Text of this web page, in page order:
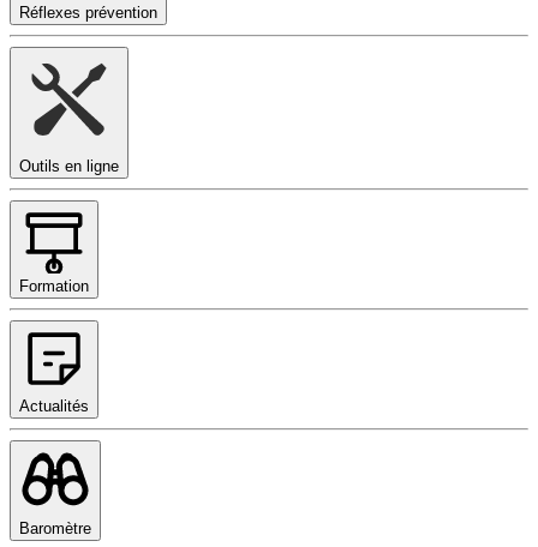
Réflexes prévention
Outils en ligne
Formation
Actualités
Baromètre